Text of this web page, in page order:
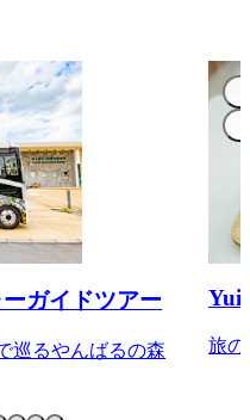
ガイドツアー
巡るやんばるの森
Yui
旅